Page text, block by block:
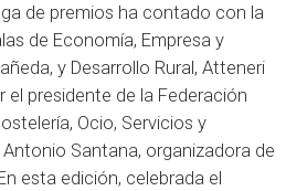
de premios ha contado con la
de Economía, Empresa y
y Desarrollo Rural, Atteneri
el presidente de la Federación
Ocio, Servicios y
Santana, organizadora de
esta edición, celebrada el